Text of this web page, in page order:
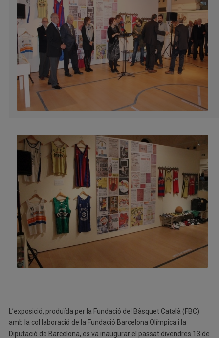
L’exposició, produïda per la Fundació del Bàsquet Català (FBC)
amb la col·laboració de la Fundació Barcelona Olímpica i la
Diputació de Barcelona, es va inaugurar el passat divendres 13 de